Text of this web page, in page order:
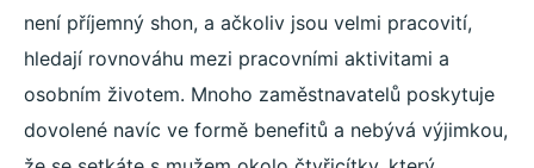
není příjemný shon, a ačkoliv jsou velmi pracovití,
hledají rovnováhu mezi pracovními aktivitami a
osobním životem. Mnoho zaměstnavatelů poskytuje
dovolené navíc ve formě benefitů a nebývá výjimkou,